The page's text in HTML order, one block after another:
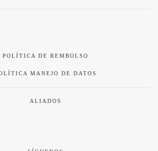
POLÍTICA DE REMBOLSO
MANEJO DE DATOS
ALIADOS